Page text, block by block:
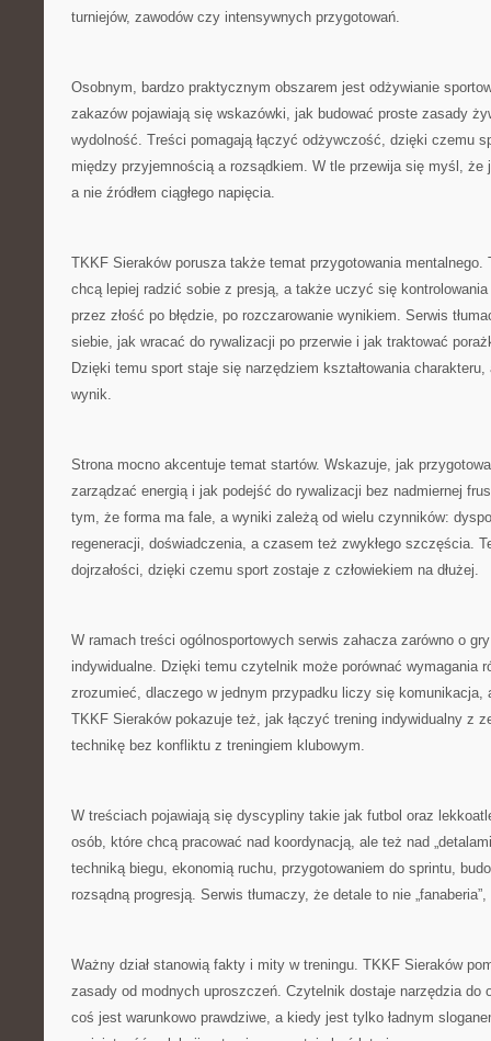
turniejów, zawodów czy intensywnych przygotowań.
Osobnym, bardzo praktycznym obszarem jest odżywianie
zakazów pojawiają się wskazówki, jak budować proste zasady
wydolność. Treści pomagają łączyć odżywczość, dzięki czemu
między przyjemnością a rozsądkiem. W tle przewija się myśl, że
a nie źródłem ciągłego napięcia.
TKKF Sieraków porusza także temat przygotowania mentalnego.
chcą lepiej radzić sobie z presją, a także uczyć się
przez złość po błędzie, po rozczarowanie wynikiem. Serwis
siebie, jak wracać do rywalizacji po przerwie i jak traktować
Dzięki temu sport staje się narzędziem kształtowania
wynik.
Strona mocno akcentuje temat startów. Wskazuje, jak
zarządzać energią i jak podejść do rywalizacji bez nadmiernej
tym, że forma ma fale, a wyniki zależą od wielu czynników:
regeneracji, doświadczenia, a czasem też zwykłego szczęścia.
dojrzałości, dzięki czemu sport zostaje z człowiekiem na dłużej.
W ramach treści ogólnosportowych serwis zahacza zarówno o
indywidualne. Dzięki temu czytelnik może porównać wymagania
zrozumieć, dlaczego w jednym przypadku liczy się komunikacja,
TKKF Sieraków pokazuje też, jak łączyć trening indywidualny z
technikę bez konfliktu z treningiem klubowym.
W treściach pojawiają się dyscypliny takie jak futbol oraz
osób, które chcą pracować nad koordynacją, ale też nad
techniką biegu, ekonomią ruchu, przygotowaniem do sprintu,
rozsądną progresją. Serwis tłumaczy, że detale to nie
Ważny dział stanowią fakty i mity w treningu. TKKF Sieraków
zasady od modnych uproszczeń. Czytelnik dostaje narzędzia do
coś jest warunkowo prawdziwe, a kiedy jest tylko ładnym